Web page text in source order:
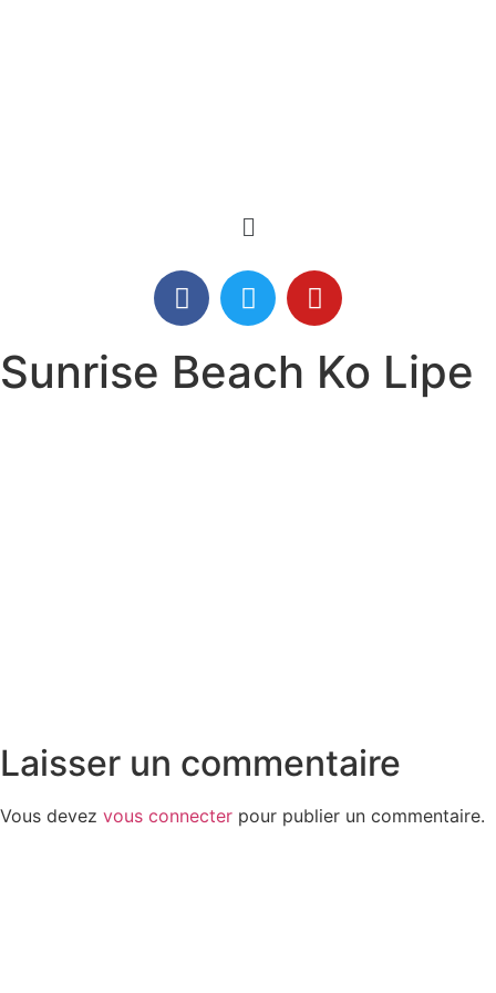
Sunrise Beach Ko Lipe
Laisser un commentaire
Vous devez vous connecter pour publier un commentaire.